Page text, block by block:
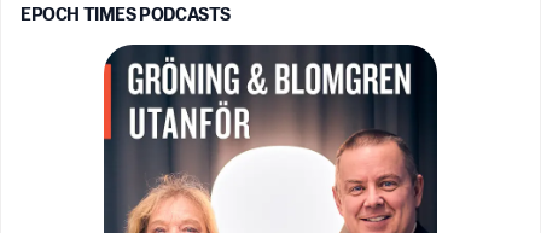
EPOCH TIMES PODCASTS